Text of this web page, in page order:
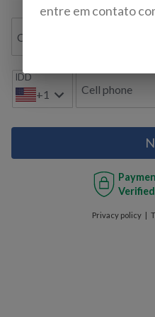
Confirmar e-mail
IDD
+1 Cell phone
Privacy policy
entre em contato